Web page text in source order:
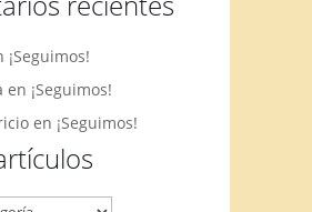
¡Seguimos!
en ¡Seguimos!
en ¡Seguimos!